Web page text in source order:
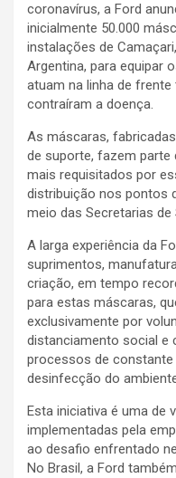
coronavírus, a Ford
inicialmente 50.000
instalações de
Argentina, para equipar
atuam na linha de
contraíram a doença.
As máscaras,
de suporte, fazem parte
mais requisitados por
distribuição nos pontos
meio das Secretarias de
A larga experiência da
suprimentos,
criação, em tempo
para estas máscaras,
exclusivamente por
distanciamento social e
processos de
desinfecção do
Esta iniciativa é uma de
implementadas pela
ao desafio enfrentado
No Brasil, a Ford